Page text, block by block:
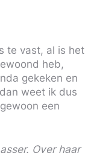
te vast, al is het
heb,
gekeken en
weet ik dus
een
Over haar